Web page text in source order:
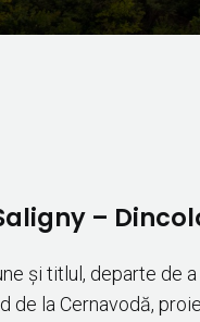
–
și titlul, departe de
de la Cernavodă,